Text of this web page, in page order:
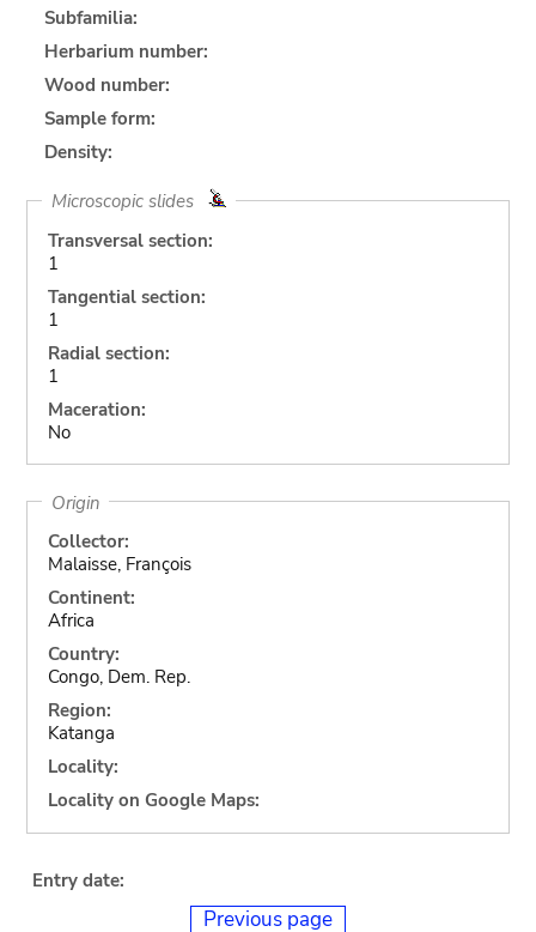
Subfamilia:
Herbarium number:
Wood number:
Sample form:
Density:
Microscopic slides
Transversal section:
1
Tangential section:
1
Radial section:
1
Maceration:
No
Origin
Collector:
Malaisse, François
Continent:
Africa
Country:
Congo, Dem. Rep.
Region:
Katanga
Locality:
Locality on Google Maps:
Entry date:
Previous page